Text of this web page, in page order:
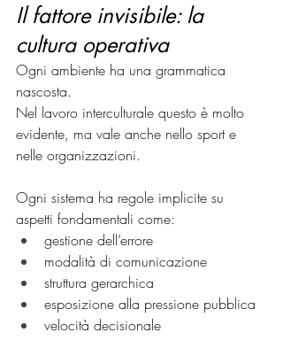
Il fattore invisibile: la
cultura operativa
Ogni ambiente ha una grammatica
nascosta.
Nel lavoro interculturale questo è molto
evidente, ma vale anche nello sport e
nelle organizzazioni.
Ogni sistema ha regole implicite su
aspetti fondamentali come:
gestione dell’errore
modalità di comunicazione
struttura gerarchica
esposizione alla pressione pubblica
velocità decisionale